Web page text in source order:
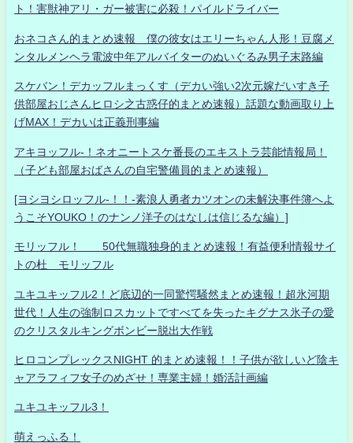
ト！害獣神アリ・ガー被害に必殺！パイルドライバー
おネコさん的まとめ速報 僕の彼女はエリーちゃん人形！豆腐メ
ンタルメンヘラ電波中年アルバイターのぬいぐるみ男子末路編
スケバン！デカッフルまっくす（デカい強い2次元嫁だいすき子
供部屋おじさんヒロシ之古惑仔的まとめ速報）話題な動画取り上
げMAX！デカいは正義刑事編
アキヨッフル-！ネオニートスケ番長のエキストラ芸能情報局！
（子ども部屋おばさんの自宅警備員的まとめ速報）
[ヨシヨシロッフル-！！-素浪人勇者カツオンの未解決事件簿へよ
うこそYOUKO！のナンノ洋子のはなしは信じるな編）]
モリッフル！ 50代無職独身的まとめ速報！有益便利情報サイ
トの杜 モリッフル
ユキユキッフル2！ど底辺的一同驚愕騒然まとめ速報！超氷河期
世代！人生の強制ロスカットですべてを失ったキグナス氷子の愛
のクリスタルキングボンビー脱出大作戦
ヒロコンプレックスNIGHT 的まとめ速報！！子供が欲しいど陰キ
ャアラフィフ女子のめざせ！専業主婦！婚活計画編
ユキユキッフル3！
萌えっふる！